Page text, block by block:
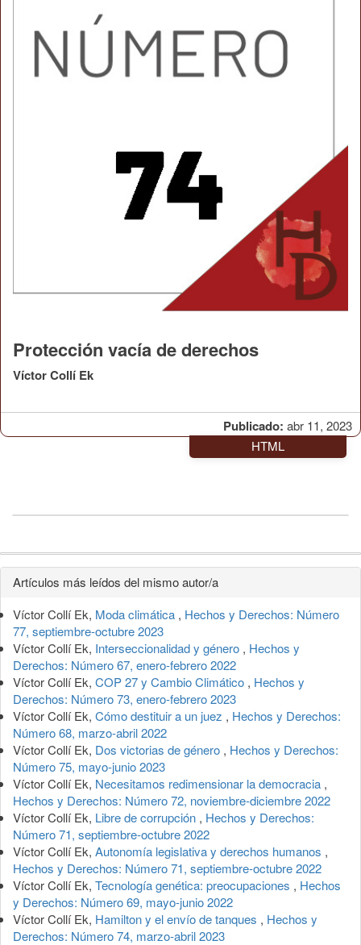
Publicado: abr 11, 2023
Protección vacía de derechos
Víctor Collí Ek
HTML
Detalles
del
artículo
Artículos más leídos del mismo autor/a
Víctor Collí Ek, Moda climática , Hechos y Derechos: Número
77, septiembre-octubre 2023
Víctor Collí Ek, Interseccionalidad y género , Hechos y
Derechos: Número 67, enero-febrero 2022
Víctor Collí Ek, COP 27 y Cambio Climático , Hechos y
Derechos: Número 73, enero-febrero 2023
Víctor Collí Ek, Cómo destituir a un juez , Hechos y Derechos:
Número 68, marzo-abril 2022
Víctor Collí Ek, Dos victorias de género , Hechos y Derechos:
Número 75, mayo-junio 2023
Víctor Collí Ek, Necesitamos redimensionar la democracia ,
Hechos y Derechos: Número 72, noviembre-diciembre 2022
Víctor Collí Ek, Libre de corrupción , Hechos y Derechos:
Número 71, septiembre-octubre 2022
Víctor Collí Ek, Autonomía legislativa y derechos humanos ,
Hechos y Derechos: Número 71, septiembre-octubre 2022
Víctor Collí Ek, Tecnología genética: preocupaciones , Hechos
y Derechos: Número 69, mayo-junio 2022
Víctor Collí Ek, Hamilton y el envío de tanques , Hechos y
Derechos: Número 74, marzo-abril 2023